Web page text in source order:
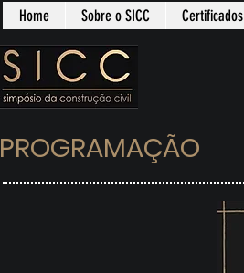
Home Sobre o SICC Certificados
PROGRAMAÇÃO